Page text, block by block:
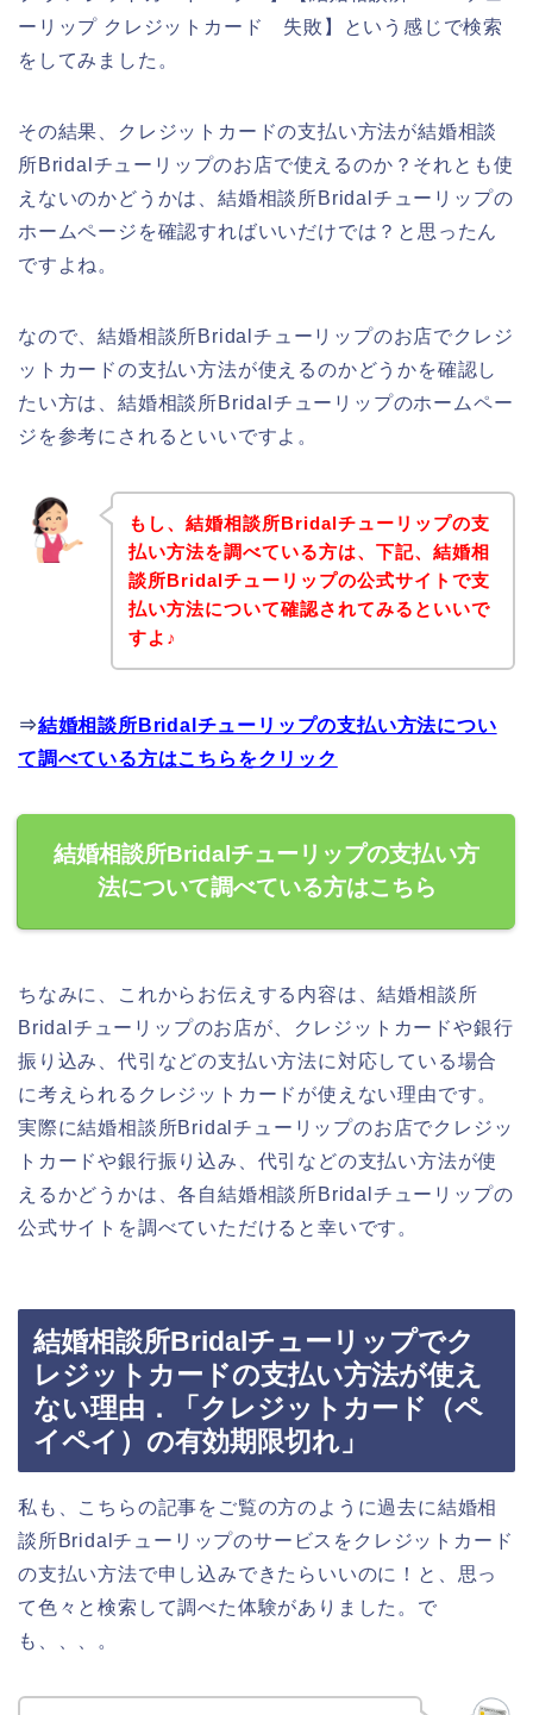
ーリップ クレジットカード 失敗】という感じで検索
をしてみました。
その結果、クレジットカードの支払い方法が結婚相談
所Bridalチューリップのお店で使えるのか？それとも使
えないのかどうかは、結婚相談所Bridalチューリップの
ホームページを確認すればいいだけでは？と思ったん
ですよね。
なので、結婚相談所Bridalチューリップのお店でクレジ
ットカードの支払い方法が使えるのかどうかを確認し
たい方は、結婚相談所Bridalチューリップのホームペー
ジを参考にされるといいですよ。
もし、結婚相談所Bridalチューリップの支
払い方法を調べている方は、下記、結婚相
談所Bridalチューリップの公式サイトで支
払い方法について確認されてみるといいで
すよ♪
⇒結婚相談所Bridalチューリップの支払い方法につい
て調べている方はこちらをクリック
結婚相談所Bridalチューリップの支払い方
法について調べている方はこちら
ちなみに、これからお伝えする内容は、結婚相談所
Bridalチューリップのお店が、クレジットカードや銀行
振り込み、代引などの支払い方法に対応している場合
に考えられるクレジットカードが使えない理由です。
実際に結婚相談所Bridalチューリップのお店でクレジッ
トカードや銀行振り込み、代引などの支払い方法が使
えるかどうかは、各自結婚相談所Bridalチューリップの
公式サイトを調べていただけると幸いです。
結婚相談所Bridalチューリップでク
レジットカードの支払い方法が使え
ない理由．「クレジットカード（ペ
イペイ）の有効期限切れ」
私も、こちらの記事をご覧の方のように過去に結婚相
談所Bridalチューリップのサービスをクレジットカード
の支払い方法で申し込みできたらいいのに！と、思っ
て色々と検索して調べた体験がありました。で
も、、、。